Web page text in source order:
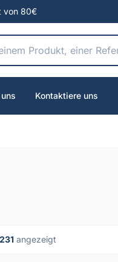
von 80€
Kontaktiere uns
angezeigt